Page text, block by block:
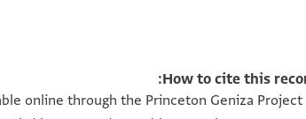
How to cite this
online through the Princeton Geniza Project